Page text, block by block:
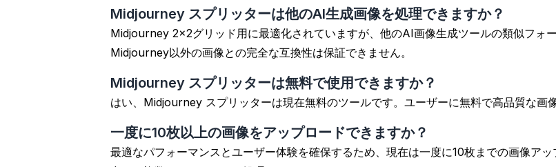
Midjourney スプリッターは他のAI生成画像を処理できますか？
Midjourney 2x2グリッド用に最適化されていますが、他のAI画像生成ツールの類似フォ
Midjourney以外の画像との完全な互換性は保証できません。
Midjourney スプリッターは無料で使用できますか？
はい、Midjourney スプリッターは現在無料のツールです。ユーザーに無料で高品質な画
一度に10枚以上の画像をアップロードできますか？
最適なパフォーマンスとユーザー体験を確保するため、現在は一度に10枚までの画像ア